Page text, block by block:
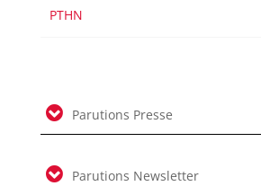
PTHN
Parutions Presse
Parutions Newsletter